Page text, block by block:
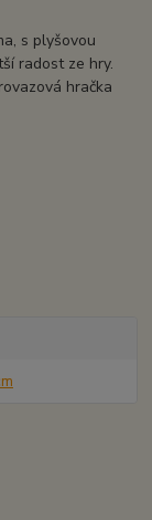
s plyšovou
radost ze hry.
hračka